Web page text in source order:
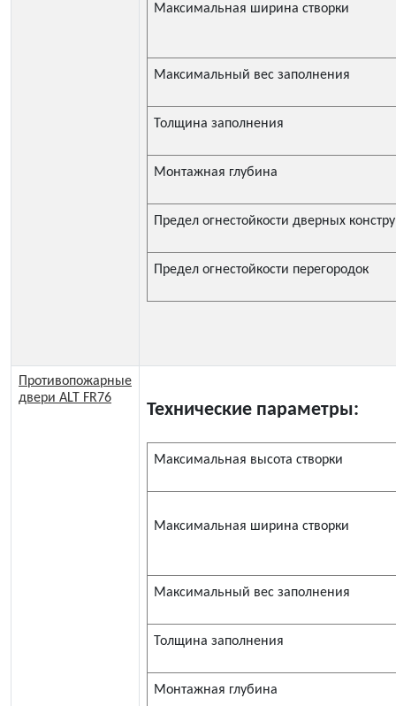
Максимальная ширина створки
Максимальный вес заполнения
Толщина заполнения
Монтажная глубина
Предел огнестойкости дверных
Предел огнестойкости перегородок
Противопожарные
двери ALT FR76
Технические параметры:
Максимальная высота створки
Максимальная ширина створки
Максимальный вес заполнения
Толщина заполнения
Монтажная глубина